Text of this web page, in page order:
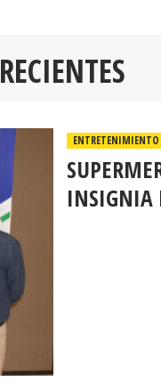
RECIENTES
ENTRETENIMIENTO
INSIGNIA